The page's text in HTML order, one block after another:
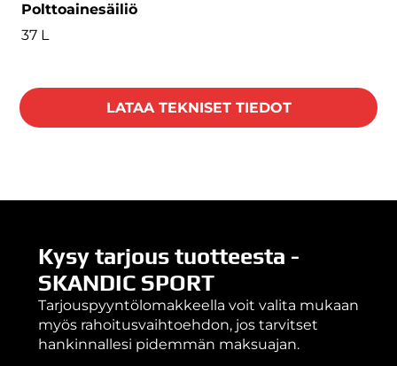
Polttoainesäiliö
37 L
LATAA TEKNISET TIEDOT
Kysy tarjous tuotteesta -
SKANDIC SPORT
Tarjouspyyntölomakkeella voit valita mukaan
myös rahoitusvaihtoehdon, jos tarvitset
hankinnallesi pidemmän maksuajan.